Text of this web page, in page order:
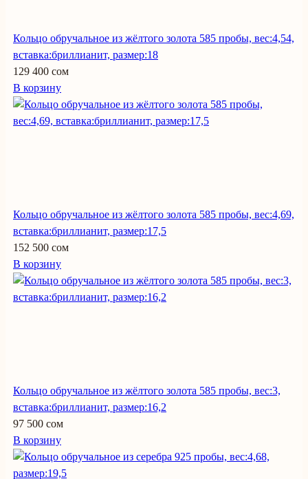
Кольцо обручальное из жёлтого золота 585 пробы, вес:4,54,
вставка:бриллианит, размер:18
129 400 сом
В корзину
Кольцо обручальное из жёлтого золота 585 пробы, вес:4,69,
вставка:бриллианит, размер:17,5
152 500 сом
В корзину
Кольцо обручальное из жёлтого золота 585 пробы, вес:3,
вставка:бриллианит, размер:16,2
97 500 сом
В корзину